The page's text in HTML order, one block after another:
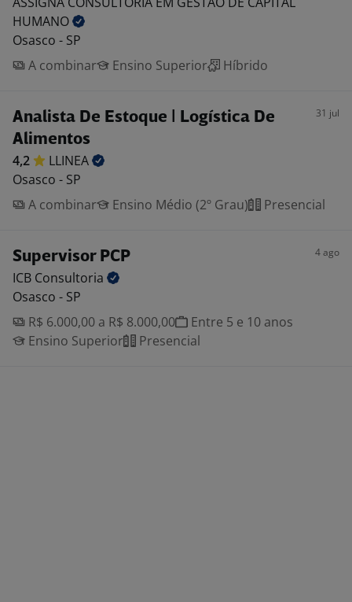
HUMANO
Osasco - SP
A combinar
Ensino Superior Híbrido
Analista De Estoque | Logística De
Alimentos
31 jul
4,2
LLINEA
Osasco - SP
A combinar
Ensino Médio (2º Grau) Presencial
Supervisor PCP 4 ago
ICB Consultoria
Osasco - SP
R$ 6.000,00 a R$ 8.000,00
Entre 5 e 10 anos
Ensino Superior
Presencial